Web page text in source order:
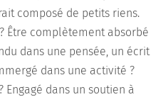
composé de petits riens.
Être complètement absorbé
dans une pensée, un écrit
dans une activité ?
dans un soutien à